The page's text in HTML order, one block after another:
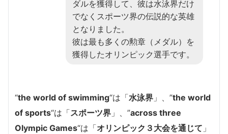
ダルを獲得して、彼は水泳界だけ
でなくスポーツ界の伝説的な英雄
となりました。
彼は最も多くの勲章（メダル）を
獲得したオリンピック選手です。
“the world of swimming“は「水泳界 」、”the world
of sports“は「スポーツ界 」、”across three
Olympic Games“は「オリンピック３大会を通じて 」